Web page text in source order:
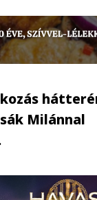
Milánnal